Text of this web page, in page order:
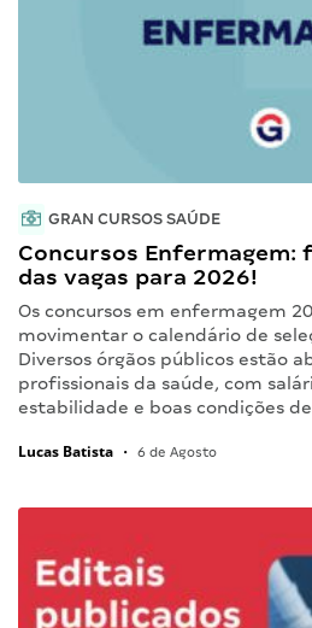
GRAN CURSOS SAÚDE
Concursos Enfermagem:
das vagas para 2026!
Os concursos em enfermagem
movimentar o calendário de
Diversos órgãos públicos estão
profissionais da saúde, com
estabilidade e boas condições
Lucas Batista • 6 de Agosto